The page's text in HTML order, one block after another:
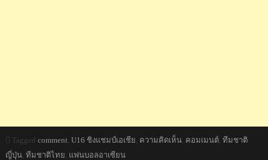
Tagged comment U16 ชิงแชมป์เอเชีย ความคิดเห็น, คอมเมนต์, ทีมชาติ
ญี่ปุ่น, ทีมชาติไทย แฟนบอลอาเซียน